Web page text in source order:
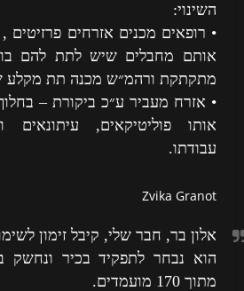
השינוי:
• רופאים מכנים אזרחים פרזיטים
אותם מחבלים שיש לתת להם
מתקתקת ורהמ״ש מכנה תת מקלע
• אזרח מעביר ע״כ ביקורת –
אותו פוליטיקאים, עיתונאים
עבודתו.
Zvika Granot
אלון בר, חבר שלי, קיבל זימון
הוא נבחר לתפקיד בכיר ונחשק
מתוך 170 מועמדים.